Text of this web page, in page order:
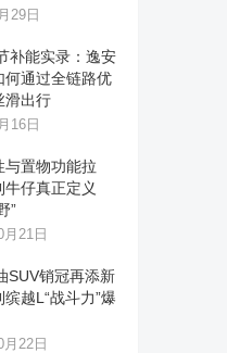
29日
补能实录：逸安
何通过全链路优
滑出行
16日
与置物功能拉
牛仔真正定义
”
21日
SUV销冠再添新
越L“战斗力”爆
22日